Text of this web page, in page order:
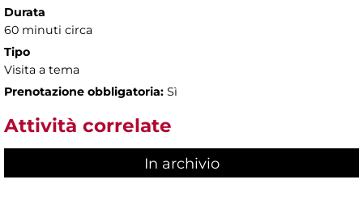
Durata
60 minuti circa
Tipo
Visita a tema
Prenotazione obbligatoria: Sì
Attività correlate
In archivio